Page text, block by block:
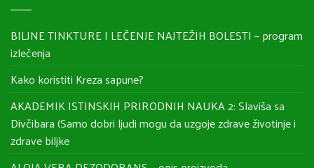
BILJNE TINKTURE I LEČENJE NAJTEŽIH BOLESTI – program
izlečenja
Kako koristiti Kreza sapune?
AKADEMIK ISTINSKIH PRIRODNIH NAUKA 2: Slaviša sa
Divčibara (Samo dobri ljudi mogu da uzgoje zdrave životinje i
zdrave biljke